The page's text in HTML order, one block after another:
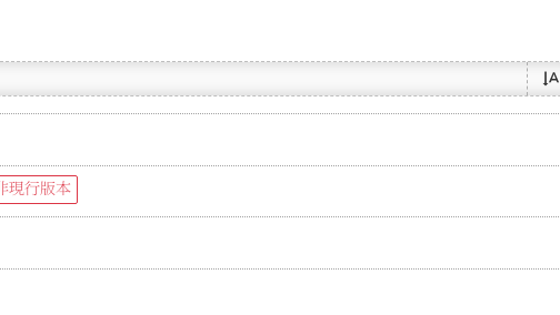
text_rotate_vertical
現行版本